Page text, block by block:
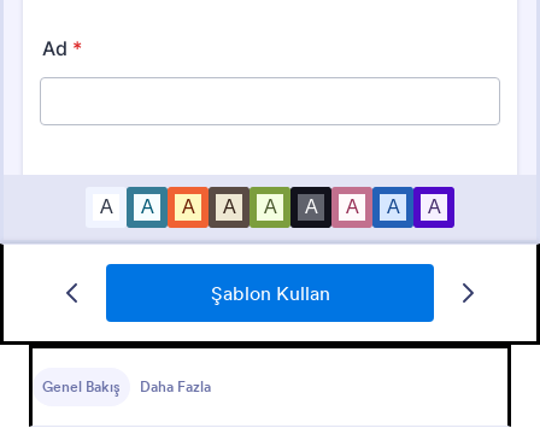
Şablon Kullan
Genel Bakış Daha Fazla
Etkinlik Katılım Formu
kullanılabilecek bir form.